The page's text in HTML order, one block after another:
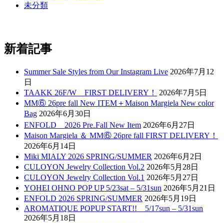
未分類
新着記事
Summer Sale Styles from Our Instagram Live 2026年7月12
日
TAAKK 26F/W FIRST DELIVERY！
2026年7月5日
MM⑥ 26pre fall New ITEM＋Maison Margiela New color
Bag 2026年6月30日
ENFOLD 2026 Pre₋Fall New Item 2026年6月27日
Maison Margiela ＆ MM⑥ 26pre fall FIRST DELIVERY！
2026年6月14日
Miki MIALY 2026 SPRING/SUMMER 2026年6月2日
CULOYON Jewelry Collection Vol.2 2026年5月28日
CULOYON Jewelry Collection Vol.1 2026年5月27日
YOHEI OHNO POP UP 5/23sat – 5/31sun 2026年5月21日
ENFOLD 2026 SPRING/SUMMER 2026年5月19日
AROMATIQUE POPUP START!! 5/17sun – 5/31sun
2026年5月18日